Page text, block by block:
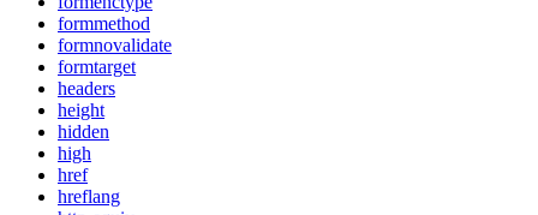
formmethod
formnovalidate
formtarget
headers
height
hidden
high
href
hreflang